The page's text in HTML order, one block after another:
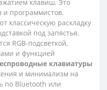
клавиш. Это
программистов.
классическую раскладку
под запястья.
RGB-подсветкой,
и функцией
клавиатуры
и минимализм на
по Bluetooth или